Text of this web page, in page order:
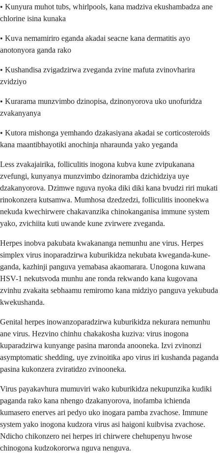
• Kunyura muhot tubs, whirlpools, kana madziva ekushambadza ane
chlorine isina kunaka
• Kuva nemamiriro eganda akadai seacne kana dermatitis ayo
anotonyora ganda rako
• Kushandisa zvigadzirwa zveganda zvine mafuta zvinovharira
zvidziyo
• Kurarama munzvimbo dzinopisa, dzinonyorova uko unofuridza
zvakanyanya
• Kutora mishonga yemhando dzakasiyana akadai se corticosteroids
kana maantibhayotiki anochinja nharaunda yako yeganda
Less zvakajairika, folliculitis inogona kubva kune zvipukanana
zvefungi, kunyanya munzvimbo dzinoramba dzichidziya uye
dzakanyorova. Dzimwe nguva nyoka diki diki kana bvudzi riri mukati
rinokonzera kutsamwa. Mumhosa dzedzedzi, folliculitis inoonekwa
nekuda kwechirwere chakavanzika chinokanganisa immune system
yako, zvichiita kuti uwande kune zvirwere zveganda.
Herpes inobva pakubata kwakananga nemunhu ane virus. Herpes
simplex virus inoparadzirwa kuburikidza nekubata kweganda-kune-
ganda, kazhinji panguva yemabasa akaomarara. Unogona kuwana
HSV-1 nekutsvoda munhu ane ronda rekwando kana kugovana
zvinhu zvakaita sebhaamu remiromo kana midziyo panguva yekubuda
kwekushanda.
Genital herpes inowanzoparadzirwa kuburikidza nekurara nemunhu
ane virus. Hezvino chinhu chakakosha kuziva: virus inogona
kuparadzirwa kunyange pasina maronda anooneka. Izvi zvinonzi
asymptomatic shedding, uye zvinoitika apo virus iri kushanda paganda
pasina kukonzera zviratidzo zvinooneka.
Virus payakavhura mumuviri wako kuburikidza nekupunzika kudiki
paganda rako kana nhengo dzakanyorova, inofamba ichienda
kumasero enerves ari pedyo uko inogara pamba zvachose. Immune
system yako inogona kudzora virus asi haigoni kuibvisa zvachose.
Ndicho chikonzero nei herpes iri chirwere chehupenyu hwose
chinogona kudzokororwa nguva nenguva.